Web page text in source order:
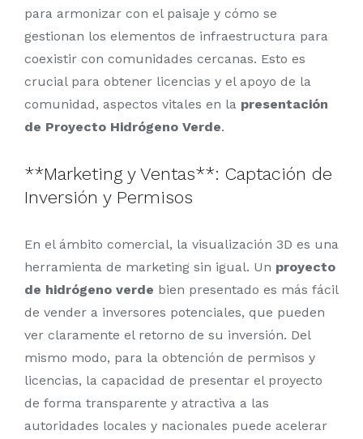
para armonizar con el paisaje y cómo se
gestionan los elementos de infraestructura para
coexistir con comunidades cercanas. Esto es
crucial para obtener licencias y el apoyo de la
comunidad, aspectos vitales en la presentación
de Proyecto Hidrógeno Verde.
**Marketing y Ventas**: Captación de
Inversión y Permisos
En el ámbito comercial, la visualización 3D es una
herramienta de marketing sin igual. Un proyecto
de hidrógeno verde bien presentado es más fácil
de vender a inversores potenciales, que pueden
ver claramente el retorno de su inversión. Del
mismo modo, para la obtención de permisos y
licencias, la capacidad de presentar el proyecto
de forma transparente y atractiva a las
autoridades locales y nacionales puede acelerar